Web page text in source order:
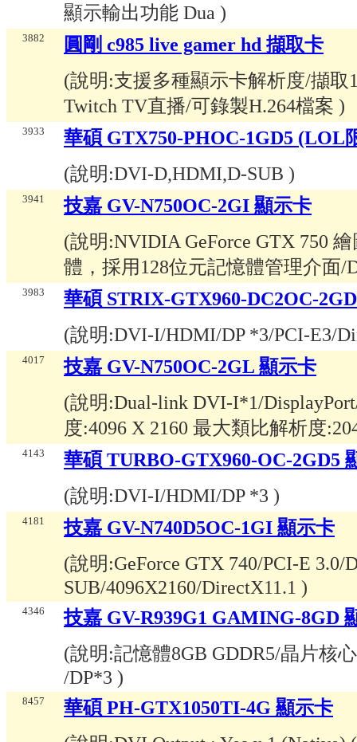
顯示輸出功能 Dua )
3882
圓剛 c985 live gamer hd 擷取卡
(說明:支援多種顯示卡解析度/擷取
Twitch TV直播/可錄製H.264檔案 )
3933
華碩 GTX750-PHOC-1GD5 (LOL
(說明:DVI-D,HDMI,D-SUB )
3941
技嘉 GV-N750OC-2GI 顯示卡
(說明:NVIDIA GeForce GTX 750
體，採用128位元記憶體管理介
3983
華碩 STRIX-GTX960-DC2OC-
(說明:DVI-I/HDMI/DP *3/PCI-E3/
4017
技嘉 GV-N750OC-2GL 顯示卡
(說明:Dual-link DVI-I*1/
度:4096 X 2160 最大類比解析度
4143
華碩 TURBO-GTX960-OC-2GD5
(說明:DVI-I/HDMI/DP *3 )
4181
技嘉 GV-N740D5OC-1GI 顯示卡
(說明:GeForce GTX 740/PCI-E
SUB/4096X2160/DirectX11.1 )
4346
技嘉 GV-R939G1 GAMING-8GD
(說明:記憶體8GB GDDR5/晶片核
/DP*3 )
8457
華碩 PH-GTX1050TI-4G 顯示卡